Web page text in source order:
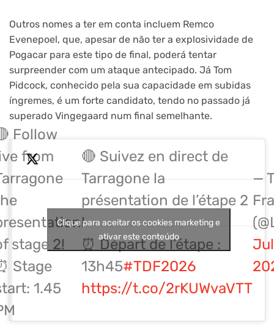
Outros nomes a ter em conta incluem Remco
Evenepoel, que, apesar de não ter a explosividade de
Pogacar para este tipo de final, poderá tentar
surpreender com um ataque antecipado. Já Tom
Pidcock, conhecido pela sua capacidade em subidas
íngremes, é um forte candidato, tendo no passado já
superado Vingegaard num final semelhante.
Follow
from
stage 2!
Stage
1.45
🔴 Suivez en direct de
Tarragone la
présentation de l’étape 2
!
⏰ Départ de l’étape :
13h45#TDF2026
https://t.co/2rKUWvaVTT
—
Clique para aceitar os cookies marketing e
ativar este conteúdo